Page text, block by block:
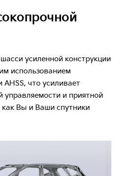
усиленной конструкции
использованием
что усиливает
управляемости и приятной
Вы и Ваши спутники